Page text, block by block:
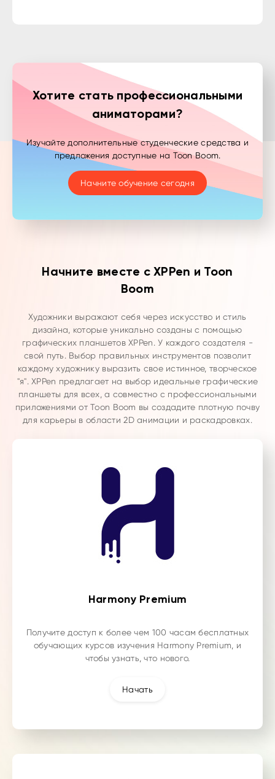
Хотите стать профессиональными
аниматорами?
Изучайте дополнительные студенческие средства и
предложения доступные на Toon Boom.
Начните обучение сегодня
Начните вместе с XPPen и Toon
Boom
Художники выражают себя через искусство и стиль
дизайна, которые уникально созданы с помощью
графических планшетов XPPen. У каждого создателя -
свой путь. Выбор правильных инструментов позволит
каждому художнику выразить свое истинное, творческое
"я". XPPen предлагает на выбор идеальные графические
планшеты для всех, а совместно с профессиональными
приложениями от Toon Boom вы создадите плотную почву
для карьеры в области 2D анимации и раскадровках.
Harmony Premium
Получите доступ к более чем 100 часам бесплатных
обучающих курсов изучения Harmony Premium, и
чтобы узнать, что нового.
Начать